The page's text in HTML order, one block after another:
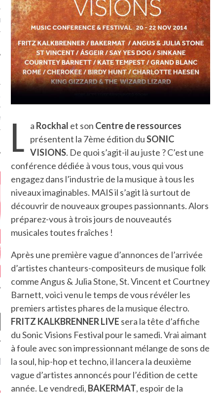
CRITIQUES
7.6
REV...
L a Rockhal et son Centre de ressources
présentent la 7ème édition duSONIC
VISIONS. De quoi s’agit-il au juste ? C’est une
conférence dédiée à vous tous, vous qui vous
engagez dans l’industrie de la musique à tous les
niveaux imaginables. MAIS il s’agit là surtout de
découvrir de nouveaux groupes passionnants. Alors
préparez-vous à trois jours de nouveautés
musicales toutes fraîches !
Après une première vague d’annonces de l’arrivée
d’artistes chanteurs-compositeurs de musique folk
comme Angus & Julia Stone, St. Vincent et Courtney
Barnett, voici venu le temps de vous révéler les
premiers artistes phares de la musique électro.
FRITZ KALKBRENNER LIVE sera la tête d’affiche
du Sonic Visions Festival pour le samedi. Vrai aimant
à foule avec son impressionnant mélange de sons de
la soul, hip-hop et techno, il lancera la deuxième
vague d’artistes annoncés pour l’édition de cette
année. Le vendredi, BAKERMAT, espoir de la